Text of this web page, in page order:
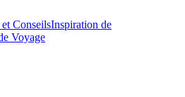
ConseilsInspiration de
Voyage